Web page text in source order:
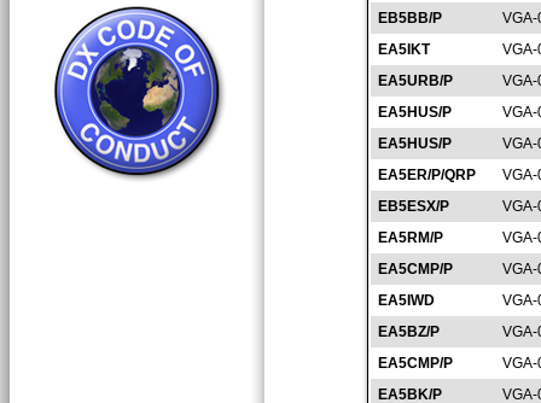
EB5BB/P
EA5IKT
EA5URB/P
EA5HUS/P
EA5HUS/P
EA5ER/P/QRP
EB5ESX/P
EA5RM/P
EA5CMP/P
EA5IWD
EA5BZ/P
EA5CMP/P
EA5BK/P